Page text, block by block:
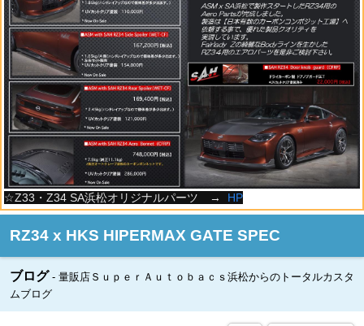
☆Z33・Z34 SA浜松オリジナルパーツ → HP
RZ34 x HKS HIPERMAX GATE SPEC
ブログ
量販店ＳｕｐｅｒＡｕｔｏｂａｃｓ浜松からのトータルカスタ
ムブログ